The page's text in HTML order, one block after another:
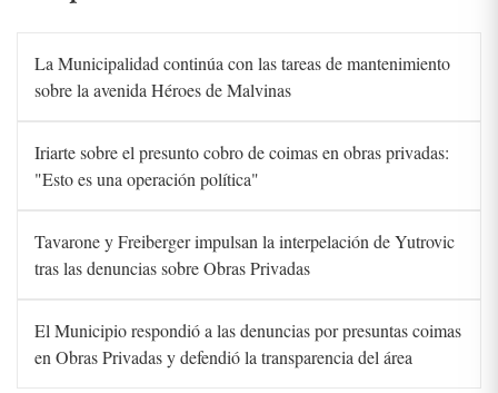
La Municipalidad continúa con las tareas de mantenimiento
sobre la avenida Héroes de Malvinas
Iriarte sobre el presunto cobro de coimas en obras privadas:
"Esto es una operación política"
Tavarone y Freiberger impulsan la interpelación de Yutrovic
tras las denuncias sobre Obras Privadas
El Municipio respondió a las denuncias por presuntas coimas
en Obras Privadas y defendió la transparencia del área